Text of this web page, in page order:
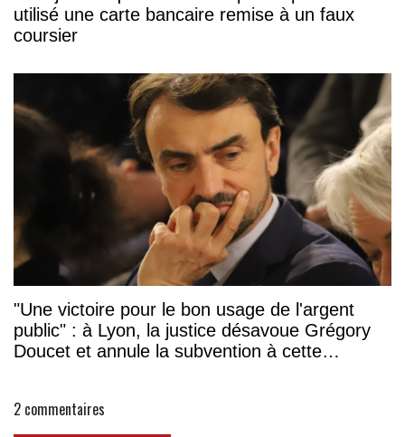
utilisé une carte bancaire remise à un faux
coursier
"Une victoire pour le bon usage de l'argent
public" : à Lyon, la justice désavoue Grégory
Doucet et annule la subvention à cette
2 commentaires